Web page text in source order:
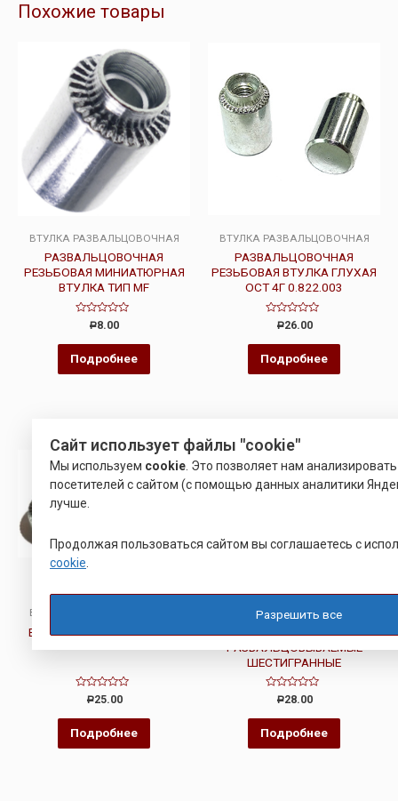
Похожие товары
ВТУЛКА РАЗВАЛЬЦОВОЧНАЯ
РАЗВАЛЬЦОВОЧНАЯ
РЕЗЬБОВАЯ МИНИАТЮРНАЯ
ВТУЛКА ТИП MF
Оценка
из
Р8.00
Подробнее
ВТУЛКА РАЗВАЛЬЦОВОЧНАЯ
РАЗВАЛЬЦОВОЧНАЯ
РЕЗЬБОВАЯ ВТУЛКА ГЛУХАЯ
ОСТ 4Г 0.822.003
Оценка
из
Р26.00
Подробнее
ВТУЛКА РАЗВАЛЬЦОВОЧНАЯ
ВТУЛКА ЮПИЯ 713361.002
Оценка
из
Р25.00
Подробнее
ВТУЛКА РАЗВАЛЬЦОВОЧНАЯ
ВТУЛКИ РЕЗЬБОВЫЕ
РАЗВАЛЬЦОВЫВАЕМЫЕ
ШЕСТИГРАННЫЕ
Оценка
из
Р28.00
Подробнее
Сайт использует файлы "cookie"
Мы используем cookie . Это позволяет нам
посетителей с сайтом (с помощью данных аналитики
лучше.
Продолжая пользоваться сайтом вы соглашаетесь с
cookie
Разрешить все